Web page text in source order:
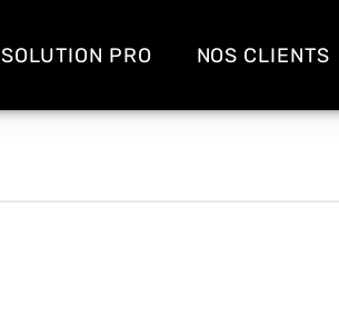
SOLUTION PRO NOS CLIENTS